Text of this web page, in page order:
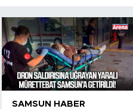
SAMSUN HABER